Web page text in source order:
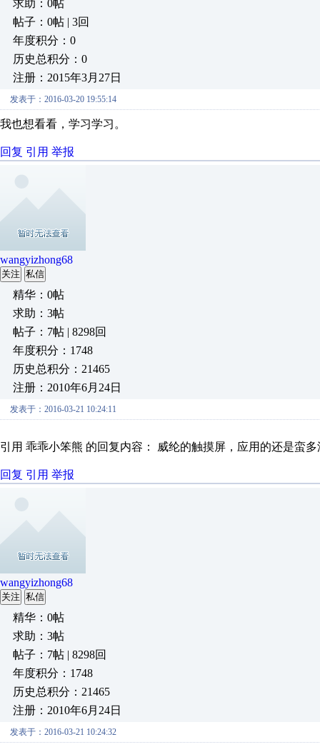
求助：0帖
帖子：0帖 | 3回
年度积分：0
历史总积分：0
注册：2015年3月27日
发表于：2016-03-20 19:55:14
我也想看看，学习学习。
回复 引用 举报
wangyizhong68
关注 私信
精华：0帖
求助：3帖
帖子：7帖 | 8298回
年度积分：1748
历史总积分：21465
注册：2010年6月24日
发表于：2016-03-21 10:24:11
引用 乖乖小笨熊 的回复内容： 威纶的触摸屏，应用的还是蛮多
回复 引用 举报
wangyizhong68
关注 私信
精华：0帖
求助：3帖
帖子：7帖 | 8298回
年度积分：1748
历史总积分：21465
注册：2010年6月24日
发表于：2016-03-21 10:24:32